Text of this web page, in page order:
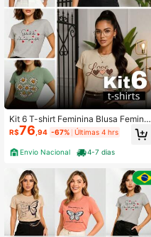
Kit 6 T-shirt Feminina Blusa Feminin
a Baby Look Feminina Malha Premi
um
R$76,94 -67% Últimas 4 hrs
Envio Nacional 4-7 dias